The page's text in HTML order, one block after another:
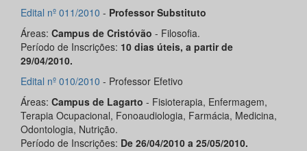
Edital nº 011/2010 - Professor Substituto
Áreas: Campus de Cristóvão - Filosofia.
Período de Inscrições: 10 dias úteis, a partir de
29/04/2010.
Edital nº 010/2010 - Professor Efetivo
Áreas: Campus de Lagarto - Fisioterapia, Enfermagem,
Terapia Ocupacional, Fonoaudiologia, Farmácia, Medicina,
Odontologia, Nutrição.
Período de Inscrições: De 26/04/2010 a 25/05/2010.